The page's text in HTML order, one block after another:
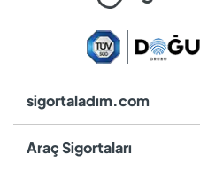
sigortaladım.com
Araç Sigortaları